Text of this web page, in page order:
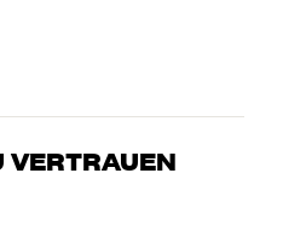
VERTRAUEN